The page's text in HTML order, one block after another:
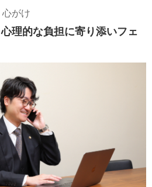
がけ
理的な負担に寄り添いフェ